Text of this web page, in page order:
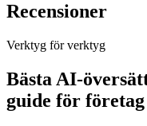
Recensioner
Verktyg för verktyg
Bästa AI-
guide för företag